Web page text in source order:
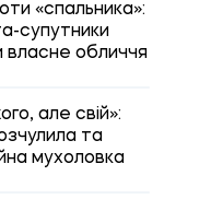
«спальника»:
супутники
власне обличчя
але свій»:
та
мухоловка